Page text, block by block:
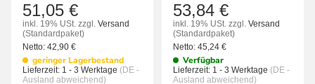
51,05 €
inkl. 19% USt. zzgl. Versand
(Standardpaket)
Netto: 42,90 €
geringer Lagerbestand
Lieferzeit: 1 - 3 Werktage (DE -
Ausland abweichend)
53,84 €
inkl. 19% USt. zzgl. Versand
(Standardpaket)
Netto: 45,24 €
Verfügbar
Lieferzeit: 1 - 3 Werktage (DE -
Ausland abweichend)